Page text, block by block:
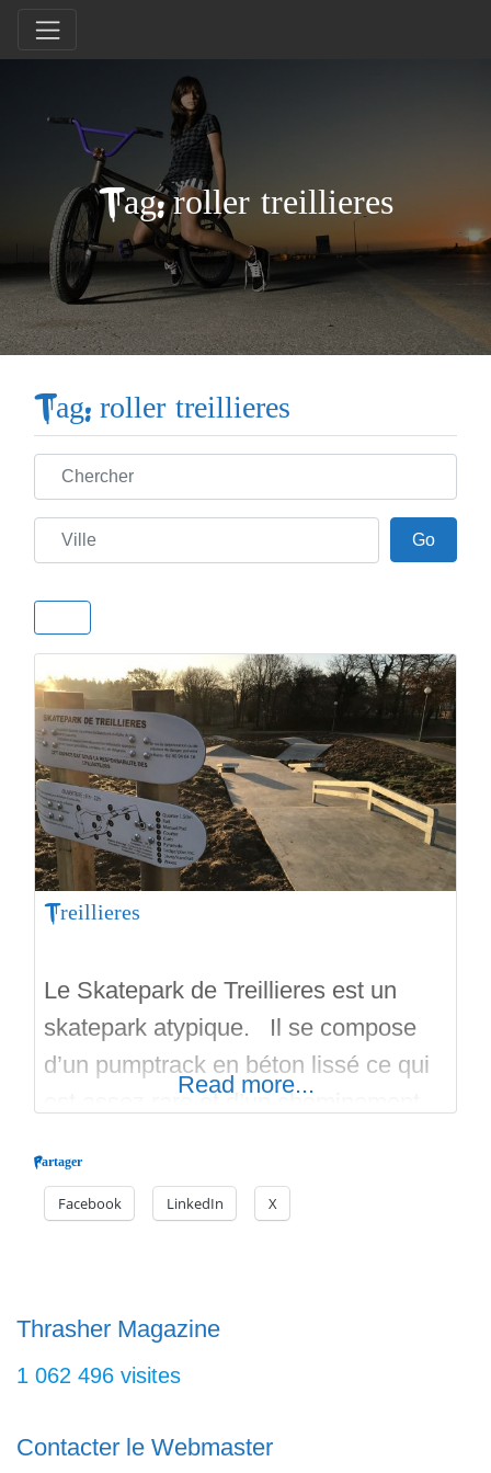
Tag: roller treillieres
Tag: roller treillieres
Chercher
Ville GoGo
Treillieres
Le Skatepark de Treillieres est un
skatepark atypique. Il se compose
d’un pumptrack en béton lissé ce qui
est assez rare et d’un cheminement
formant une sorte de O, ou boucle de
skate. On retrouve pour le street,
des
Read more...
Partager
Facebook LinkedIn X
Thrasher Magazine
1 062 496 visites
Contacter le Webmaster